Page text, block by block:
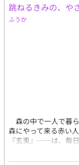
跳ねるきみの、や
ふうか
森の中で一人で暮
森にやって来る赤い
『玄兎』──は、毎
る……。 寂しい狼が
手のひらが、ただ一